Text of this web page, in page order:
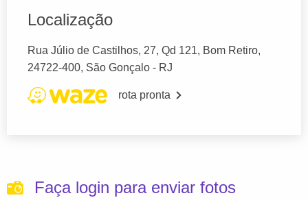
Localização
Rua Júlio de Castilhos, 27, Qd 121, Bom Retiro,
24722-400, São Gonçalo - RJ
rota pronta
Faça login para enviar fotos